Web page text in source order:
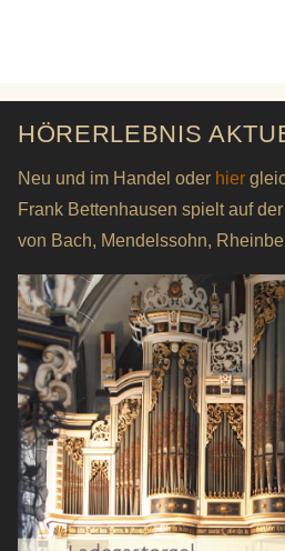
HÖRERLEBNIS
Neu und im Handel oder hier
Frank Bettenhausen spielt auf
von Bach, Mendelssohn,